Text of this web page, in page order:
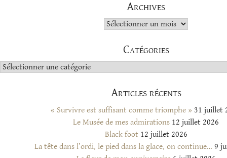
Archives
Archives
Catégories
Catégories
Articles récents
« Survivre est suffisant comme triomphe » 31 juillet
Le Musée de mes admirations 12 juillet 2026
Black foot 12 juillet 2026
La tête dans l’ordi, le pied dans la glace, on continue… 9